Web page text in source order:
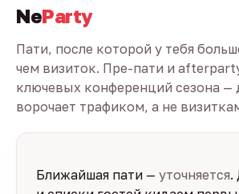
NeParty
Пати, после которой у тебя
чем визиток. Пре-пати и
ключевых конференций сезона —
ворочает трафиком, а не
Ближайшая пати — уточняется.